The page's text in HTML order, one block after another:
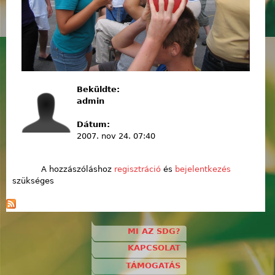
Beküldte:
admin
Dátum:
2007. nov 24. 07:40
A hozzászóláshoz regisztrációés bejelentkezés
szükséges
MI AZ SDG?
KAPCSOLAT
TÁMOGATÁS